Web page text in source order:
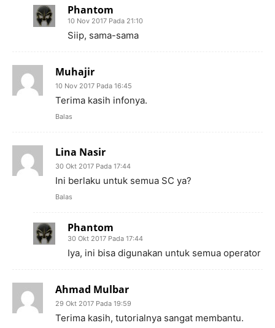
Phantom
10 Nov 2017 Pada 21:10
Siip, sama-sama
Muhajir
10 Nov 2017 Pada 16:45
Terima kasih infonya.
Balas
Lina Nasir
30 Okt 2017 Pada 17:44
Ini berlaku untuk semua SC ya?
Balas
Phantom
30 Okt 2017 Pada 17:44
Iya, ini bisa digunakan untuk semua operator
Ahmad Mulbar
29 Okt 2017 Pada 19:59
Terima kasih, tutorialnya sangat membantu.